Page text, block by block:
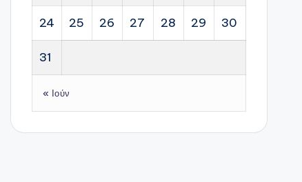
24 25 26 27 28 29 30
31
« Ιούν